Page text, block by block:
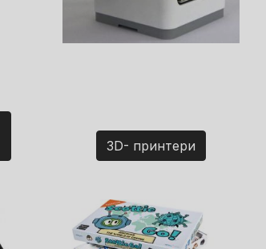
3D- принтери